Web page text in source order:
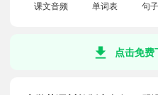
课文音频 单词表 句
点击免